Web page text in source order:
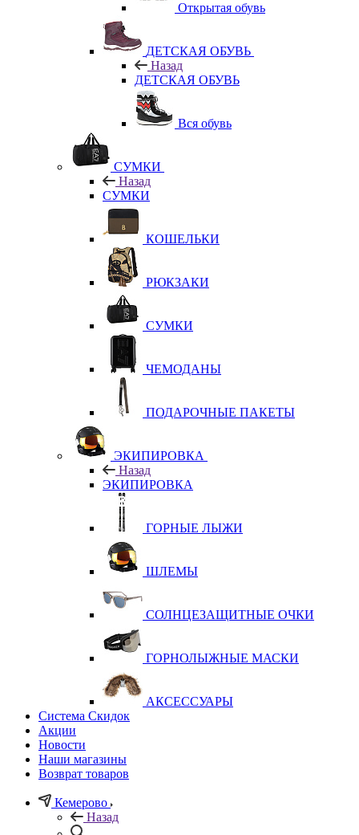
Открытая обувь
ДЕТСКАЯ ОБУВЬ
Назад
ДЕТСКАЯ ОБУВЬ
Вся обувь
СУМКИ
Назад
СУМКИ
КОШЕЛЬКИ
РЮКЗАКИ
СУМКИ
ЧЕМОДАНЫ
ПОДАРОЧНЫЕ ПАКЕТЫ
ЭКИПИРОВКА
Назад
ЭКИПИРОВКА
ГОРНЫЕ ЛЫЖИ
ШЛЕМЫ
СОЛНЦЕЗАЩИТНЫЕ ОЧКИ
ГОРНОЛЫЖНЫЕ МАСКИ
АКСЕССУАРЫ
Система Скидок
Акции
Новости
Наши магазины
Возврат товаров
Кемерово
Назад